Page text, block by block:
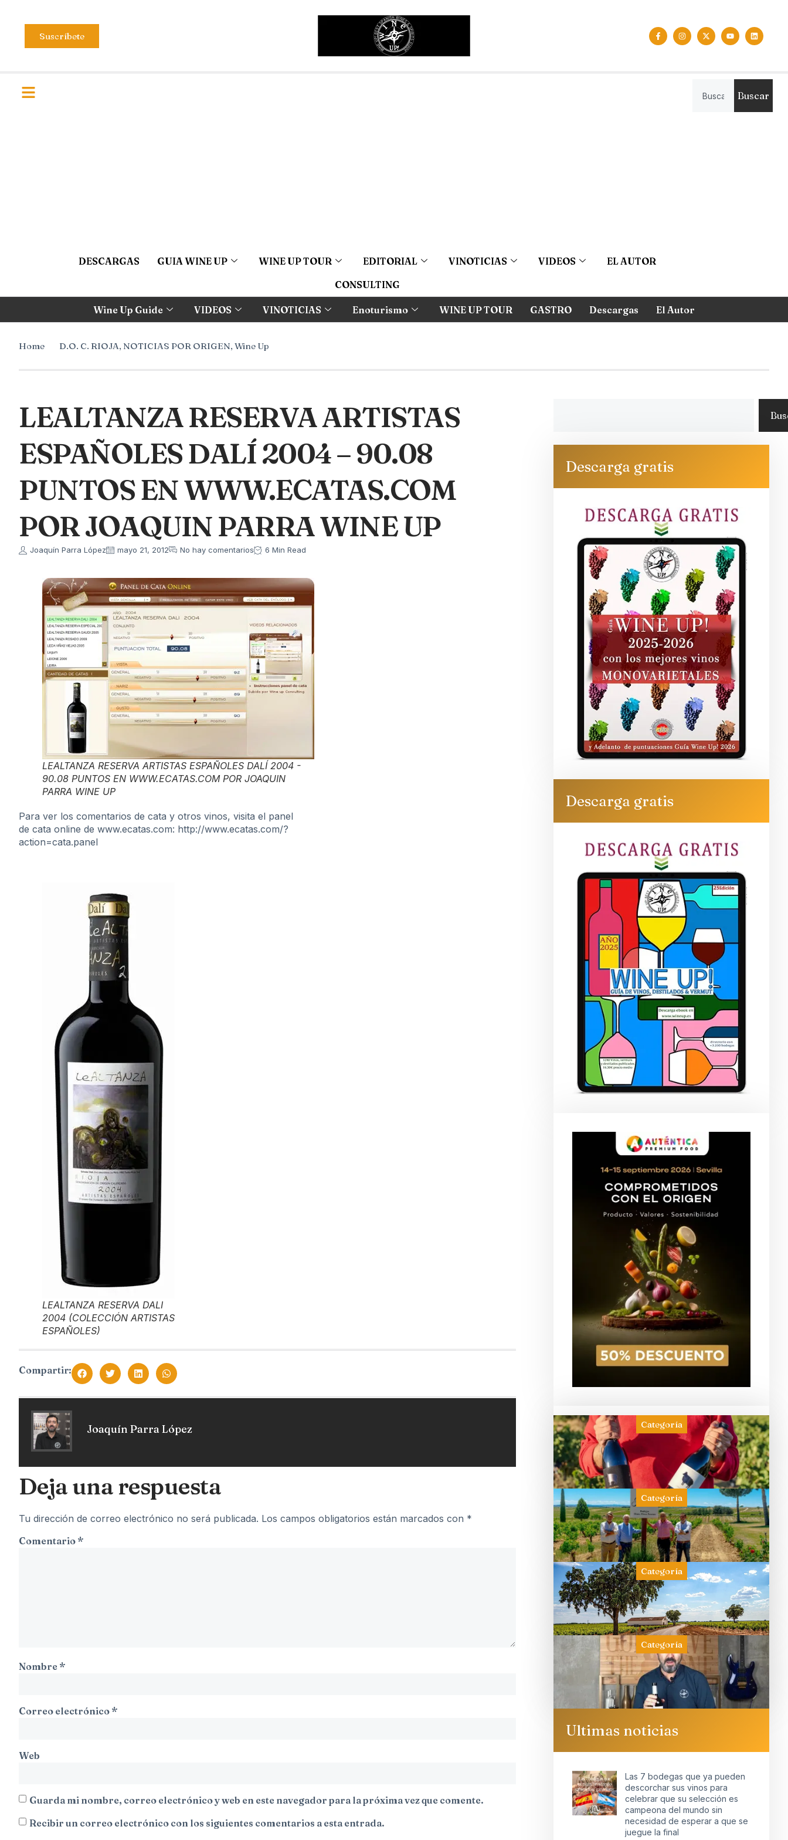
Suscríbete
DESCARGAS GUIA WINE UP WINE UP TOUR EDITORIAL VINOTICIAS VIDEOS
EL AUTOR
CONSULTING
Buscar
Wine Up Guide VIDEOS VINOTICIAS Enoturismo WINE UP TOUR GASTRO Descargas El Autor
Home D.O. C. RIOJA, NOTICIAS POR ORIGEN, Wine Up
LEALTANZA RESERVA ARTISTAS
ESPAÑOLES DALÍ 2004 – 90.08
PUNTOS EN WWW.ECATAS.COM
POR JOAQUIN PARRA WINE UP
Joaquín Parra López mayo 21, 2012 No hay comentarios 6 Min Read
LEALTANZA RESERVA ARTISTAS ESPAÑOLES DALÍ 2004 -
90.08 PUNTOS EN WWW.ECATAS.COM POR JOAQUIN
PARRA WINE UP
Para ver los comentarios de cata y otros vinos, visita el panel
de cata online de www.ecatas.com: http://www.ecatas.com/?
action=cata.panel
LEALTANZA RESERVA DALI
2004 (COLECCIÓN ARTISTAS
ESPAÑOLES)
Compartir:
Joaquín Parra López
Deja una respuesta
Tu dirección de correo electrónico no será publicada. Los campos obligatorios están marcados con *
Comentario *
Nombre *
Correo electrónico *
Web
Guarda mi nombre, correo electrónico y web en este navegador para la próxima vez que comente.
Recibir un correo electrónico con los siguientes comentarios a esta entrada.
Descarga gratis
Descarga gratis
Categoría
Categoría
Categoría
Categoría
Ultimas noticias
Las 7 bodegas que ya pueden
descorchar sus vinos para
celebrar que su selección es
campeona del mundo sin
necesidad de esperar a que se
juegue la final